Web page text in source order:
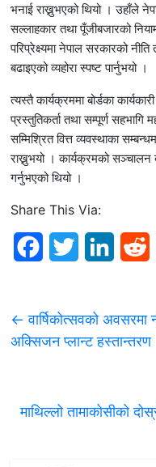
भनाई राख्नुभएको थियो । उहाँले
सल्लाहकार तथा पूँजीबजारको
परिप्रेक्ष्यमा नेपाल सरकारको
बढाइएको व्यहोरा स्पष्ट पार्नुभयो ।
त्यस्तै कार्यक्रममा बोर्डका
प्रस्तुतिकर्ता तथा सम्पूर्ण सहभागि
सम्मिश्रित वित्त व्यवस्थाका
राख्नुभयो । कार्यक्रमको सञ्चालन
गर्नुभएको थियो ।
Share This Via:
e
o
t
r
k
I
d
← वार्षिकोत्सवको
अक्सिजन प्लान्ट हस्तान्तरण
माथिल्लो तामाकोसीको